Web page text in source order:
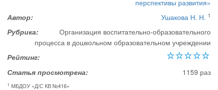
перспективы развития»
Автор:
Ушакова Н. Н. 1
Рубрика:
Организация воспитательно-образовательного
процесса в дошкольном образовательном учреждении
Рейтинг:
Статья просмотрена:
1159 раз
1 МБДОУ «Д/С КВ №416»